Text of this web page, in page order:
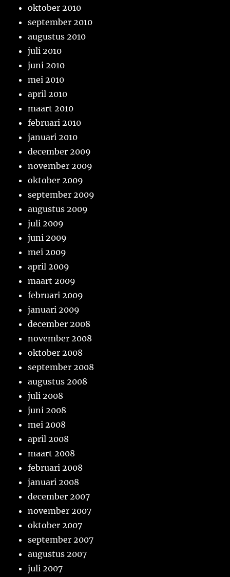
oktober 2010
september 2010
augustus 2010
juli 2010
juni 2010
mei 2010
april 2010
maart 2010
februari 2010
januari 2010
december 2009
november 2009
oktober 2009
september 2009
augustus 2009
juli 2009
juni 2009
mei 2009
april 2009
maart 2009
februari 2009
januari 2009
december 2008
november 2008
oktober 2008
september 2008
augustus 2008
juli 2008
juni 2008
mei 2008
april 2008
maart 2008
februari 2008
januari 2008
december 2007
november 2007
oktober 2007
september 2007
augustus 2007
juli 2007